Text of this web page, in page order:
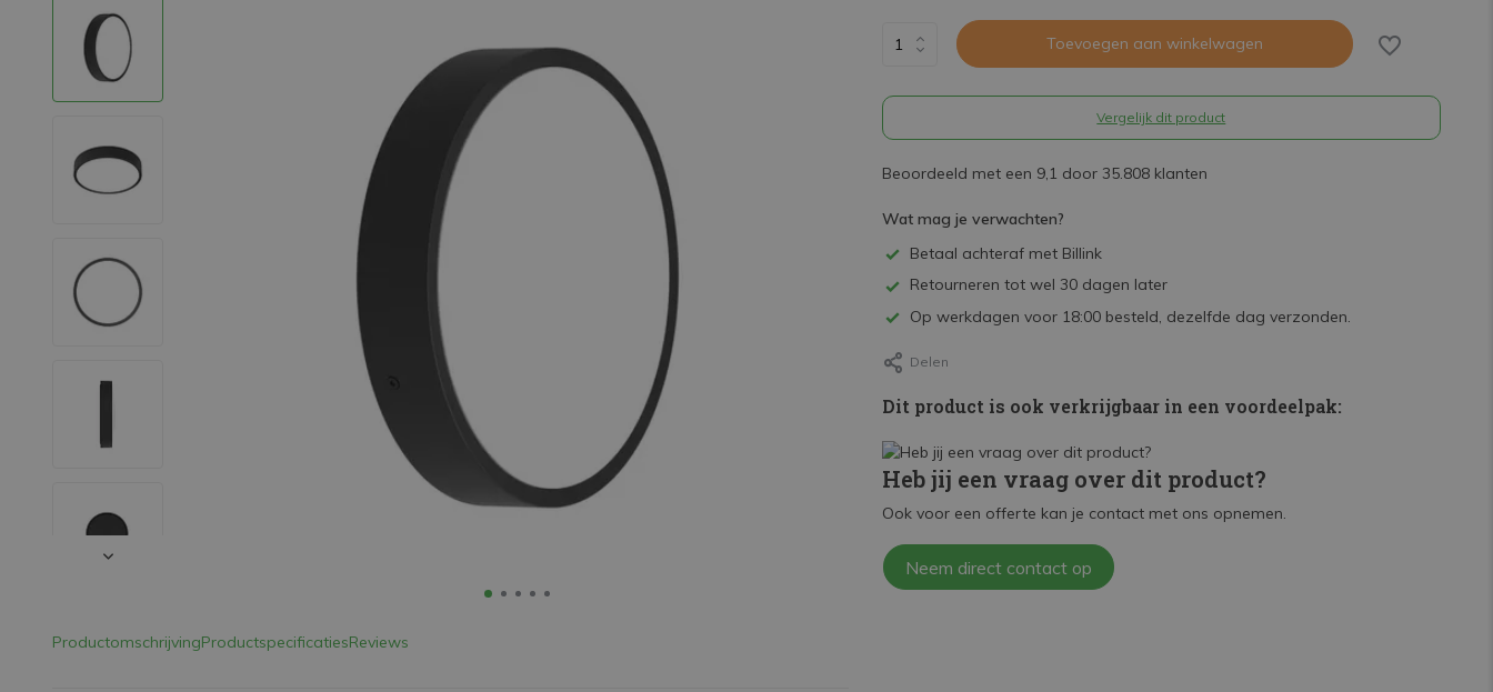
LED Schijnwerpers
LED High Bay lampen
LED Buitenverlichting
Mega Sale
ProductomschrijvingProductspecificatiesReviews
Toevoegen aan winkelwagen
Vergelijk dit product
Beoordeeld met een 9,1 door 35.808 klanten
Wat mag je verwachten?
Betaal achteraf met Billink
Retourneren tot wel 30 dagen later
Op werkdagen voor 18:00 besteld, dezelfde dag verzonden.
Delen
Dit product is ook verkrijgbaar in een voordeelpak:
Heb jij een vraag over dit product?
Ook voor een offerte kan je contact met ons opnemen.
Neem direct contact op